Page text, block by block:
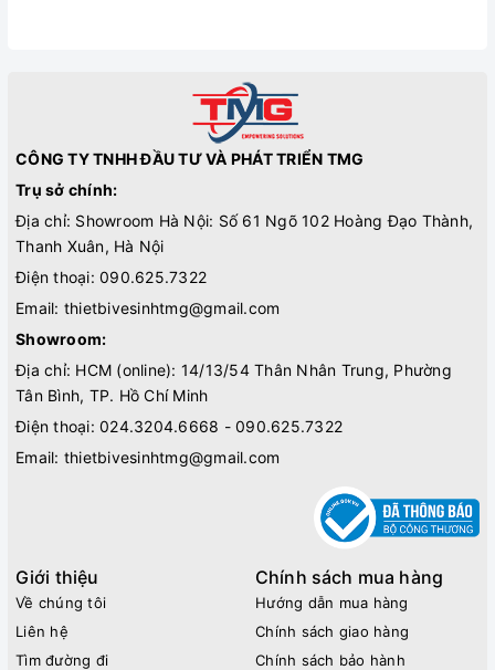
CÔNG TY TNHH ĐẦU TƯ VÀ PHÁT TRIỂN TMG
Trụ sở chính:
Địa chỉ: Showroom Hà Nội: Số 61 Ngõ 102 Hoàng Đạo Thành,
Thanh Xuân, Hà Nội
Điện thoại: 090.625.7322
Email: thietbivesinhtmg@gmail.com
Showroom:
Địa chỉ: HCM (online): 14/13/54 Thân Nhân Trung, Phường
Tân Bình, TP. Hồ Chí Minh
Điện thoại: 024.3204.6668 - 090.625.7322
Email: thietbivesinhtmg@gmail.com
Giới thiệu
Về chúng tôi
Liên hệ
Tìm đường đi
Chính sách mua hàng
Hướng dẫn mua hàng
Chính sách giao hàng
Chính sách bảo hành